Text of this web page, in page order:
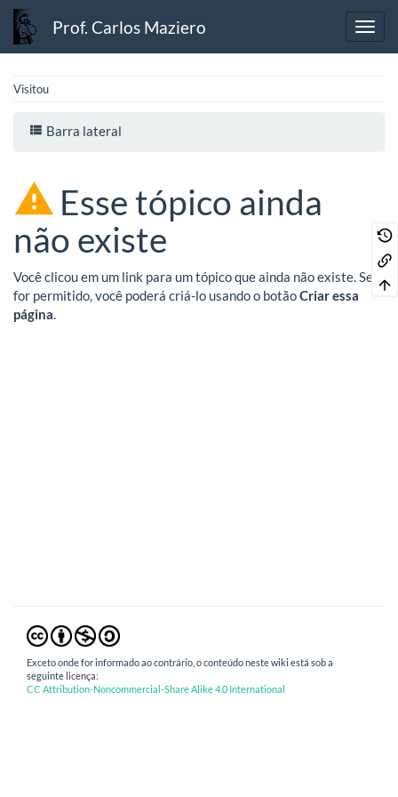
Prof. Carlos Maziero
Visitou
Barra lateral
Esse tópico ainda
não existe
Você clicou em um link para um tópico que ainda não existe. Se
for permitido, você poderá criá-lo usando o botãoCriar essa
página
Exceto onde for informado ao contrário, o conteúdo neste wiki está sob a
seguinte licença:
CC Attribution-Noncommercial-Share Alike 4.0 International